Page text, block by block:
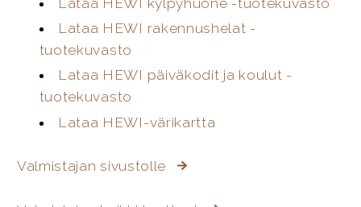
Lataa HEWI rakennushelat -
tuotekuvasto
Lataa HEWI päiväkodit ja koulut -
tuotekuvasto
Lataa HEWI-värikartta
Valmistajan sivustolle